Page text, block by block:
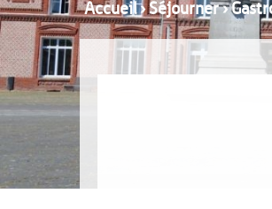
Accueil›Séjourner›